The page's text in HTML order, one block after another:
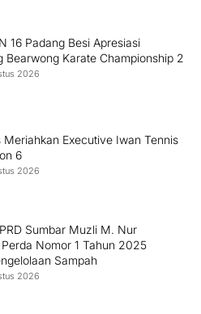
16 Padang Besi Apresiasi
Bearwong Karate Championship 2
2026
Meriahkan Executive Iwan Tennis
6
2026
Sumbar Muzli M. Nur
Perda Nomor 1 Tahun 2025
Sampah
2026